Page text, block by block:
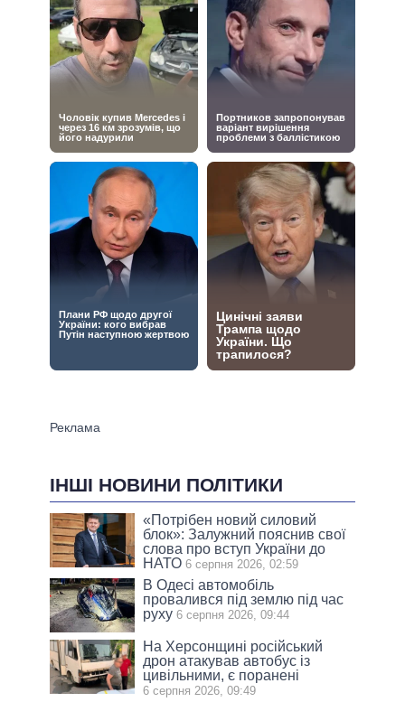
ІНШІ НОВИНИ ПОЛІТИКИ
«Потрібен новий силовий
блок»: Залужний пояснив свої
слова про вступ України до
НАТО 6 серпня 2026, 02:59
В Одесі автомобіль
провалився під землю під час
руху 6 серпня 2026, 09:44
На Херсонщині російський
дрон атакував автобус із
цивільними, є поранені
6 серпня 2026, 09:49